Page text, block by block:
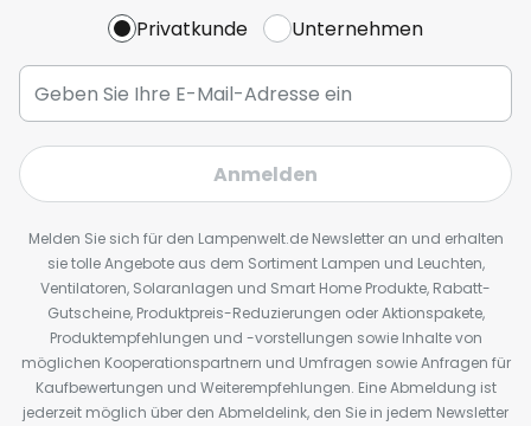
Privatkunde Unternehmen
Anmelden
Melden Sie sich für den Lampenwelt.de Newsletter an und erhalten
sie tolle Angebote aus dem Sortiment Lampen und Leuchten,
Ventilatoren, Solaranlagen und Smart Home Produkte, Rabatt-
Gutscheine, Produktpreis-Reduzierungen oder Aktionspakete,
Produktempfehlungen und -vorstellungen sowie Inhalte von
möglichen Kooperationspartnern und Umfragen sowie Anfragen für
Kaufbewertungen und Weiterempfehlungen. Eine Abmeldung ist
jederzeit möglich über den Abmeldelink, den Sie in jedem Newsletter